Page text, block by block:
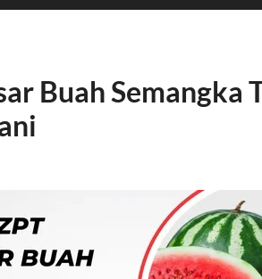
Buah Semangka